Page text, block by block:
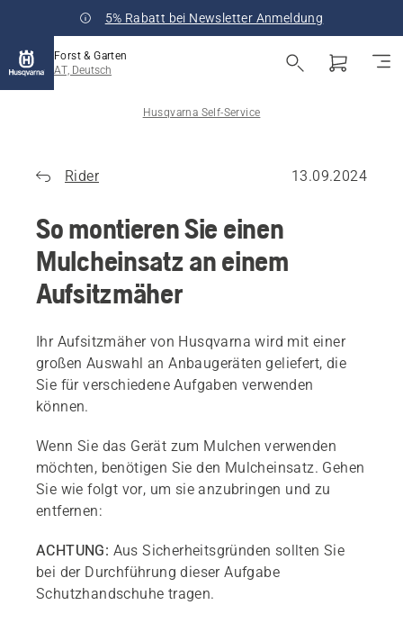
5% Rabatt bei Newsletter Anmeldung
Forst & Garten
AT, Deutsch
Husqvarna Self-Service
Rider 13.09.2024
So montieren Sie einen
Mulcheinsatz an einem
Aufsitzmäher
Ihr Aufsitzmäher von Husqvarna wird mit einer
großen Auswahl an Anbaugeräten geliefert, die
Sie für verschiedene Aufgaben verwenden
können.
Wenn Sie das Gerät zum Mulchen verwenden
möchten, benötigen Sie den Mulcheinsatz. Gehen
Sie wie folgt vor, um sie anzubringen und zu
entfernen:
ACHTUNG: Aus Sicherheitsgründen sollten Sie
bei der Durchführung dieser Aufgabe
Schutzhandschuhe tragen.